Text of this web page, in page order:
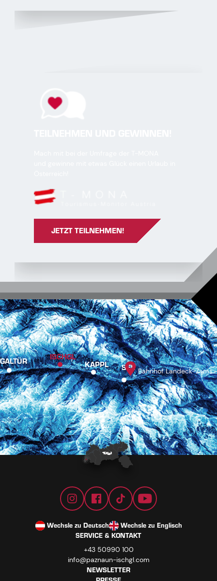
JETZT TEILNEHMEN!
GALTÜR ISCHGL
KAPPL SEE Bahnhof Landeck-Zams
Wechsle zu Deutsch
Wechsle zu Englisch
SERVICE & KONTAKT
+43 50990 100
info@paznaun-ischgl.com
NEWSLETTER